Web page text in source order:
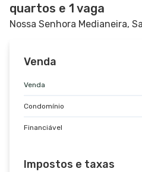
quartos e 1 vaga
Nossa Senhora Medianeira,
Venda
Venda
Condomínio
Financiável
Impostos e taxas